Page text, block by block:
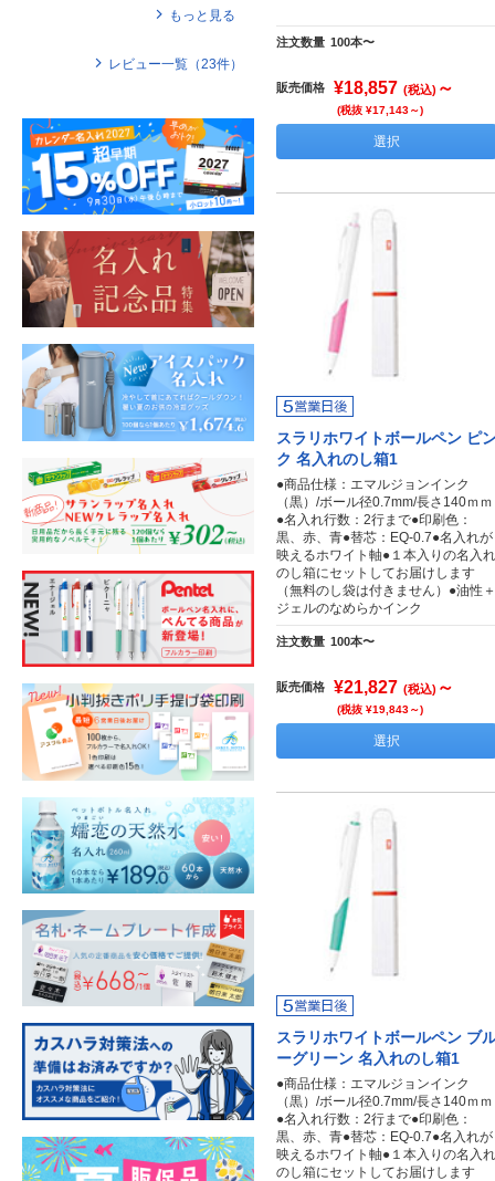
注文数量 100本〜
販売価格 ¥18,857 (税込) ～
(税抜 ¥17,143～)
選択
スラリホワイトボールペン ピ
ク 名入れのし箱1
●商品仕様：エマルジョンインク
（黒）/ボール径0.7mm/長さ140ｍｍ
●名入れ行数：2行まで●印刷色：
黒、赤、青●替芯：EQ-0.7●名入れが
映えるホワイト軸●１本入りの名入れ
のし箱にセットしてお届けします
（無料のし袋は付きません）●油性＋
ジェルのなめらかインク
注文数量 100本〜
販売価格 ¥21,827 (税込) ～
(税抜 ¥19,843～)
選択
スラリホワイトボールペン ブ
ーグリーン 名入れのし箱1
●商品仕様：エマルジョンインク
（黒）/ボール径0.7mm/長さ140ｍｍ
●名入れ行数：2行まで●印刷色：
黒、赤、青●替芯：EQ-0.7●名入れが
映えるホワイト軸●１本入りの名入れ
のし箱にセットしてお届けします
もっと見る
レビュー一覧（23件）